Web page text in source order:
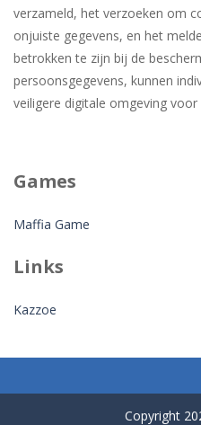
verzameld, het verzoeken om
onjuiste gegevens, en het
betrokken te zijn bij de
persoonsgegevens, kunnen
veiligere digitale omgeving voor
Games
Maffia Game
Links
Kazzoe
Copyright